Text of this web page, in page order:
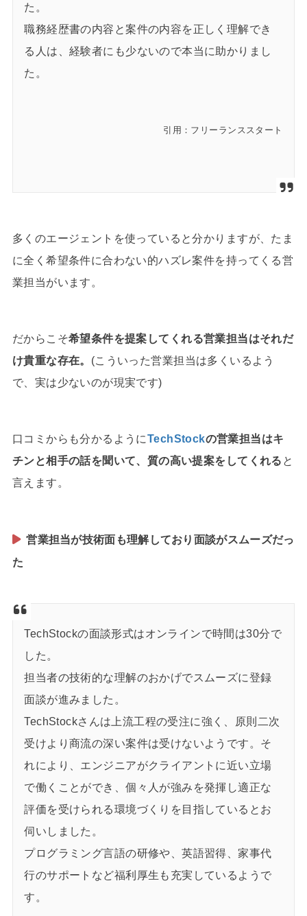
た。
職務経歴書の内容と案件の内容を正しく理解でき
る人は、経験者にも少ないので本当に助かりまし
た。
引用：フリーランススタート
多くのエージェントを使っていると分かりますが、たま
に全く希望条件に合わない的ハズレ案件を持ってくる営
業担当がいます。
だからこそ希望条件を提案してくれる営業担当はそれだ
け貴重な存在。 (こういった営業担当は多くいるよう
で、実は少ないのが現実です)
口コミからも分かるようにTechStockの営業担当はキ
チンと相手の話を聞いて、質の高い提案をしてくれる と
言えます。
営業担当が技術面も理解しており面談がスムーズだっ
た
TechStockの面談形式はオンラインで時間は30分で
した。
担当者の技術的な理解のおかげでスムーズに登録
面談が進みました。
TechStockさんは上流工程の受注に強く、原則二次
受けより商流の深い案件は受けないようです。そ
れにより、エンジニアがクライアントに近い立場
で働くことができ、個々人が強みを発揮し適正な
評価を受けられる環境づくりを目指しているとお
伺いしました。
プログラミング言語の研修や、英語習得、家事代
行のサポートなど福利厚生も充実しているようで
す。